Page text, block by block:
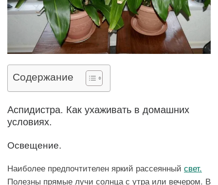
Содержание
Аспидистра. Как ухаживать в домашних
условиях.
Освещение.
Наиболее предпочтителен яркий рассеянный свет.
Полезны прямые лучи солнца с утра или вечером. В